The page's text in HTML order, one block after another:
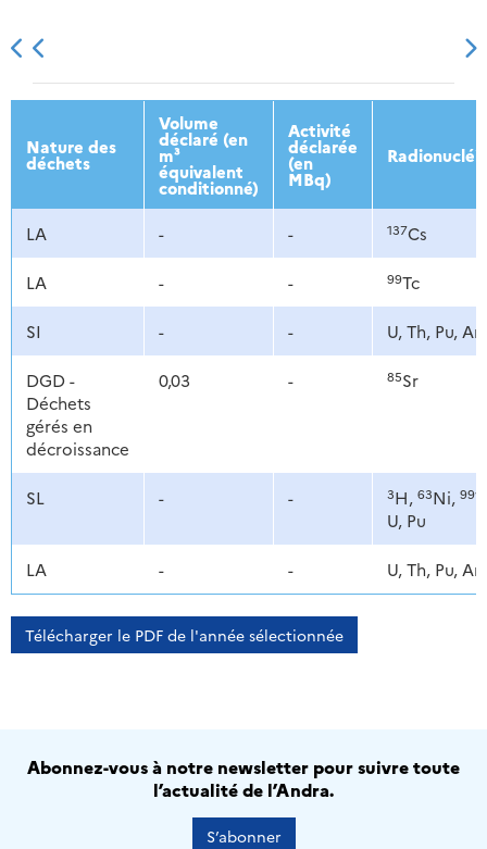
2013 2014 2015 2016
Nature des
déchets
Volume
déclaré (en
m³
équivalent
conditionné)
Activité
déclarée
(en
MBq)
LA - - 137Cs
LA - - 99Tc
SI - - U, Th, Pu,
DGD -
Déchets
gérés en
décroissance
0,03 - 85Sr
SL - - 3H, 63Ni, 99
U, Pu
LA - - U, Th, Pu,
Télécharger le PDF de l'année sélectionnée
Abonnez-vous à notre newsletter pour suivre toute
l’actualité de l’Andra.
S’abonner